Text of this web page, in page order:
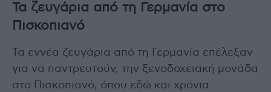
Τα ζευγάρια από τη Γερμανία στο
Πισκοπιανό
Τα εννέα ζευγάρια από τη Γερμανία επέλεξαν
για να παντρευτούν, την ξενοδοχειακή μονάδα
στο Πισκοπιανό, όπου εδώ και χρόνια